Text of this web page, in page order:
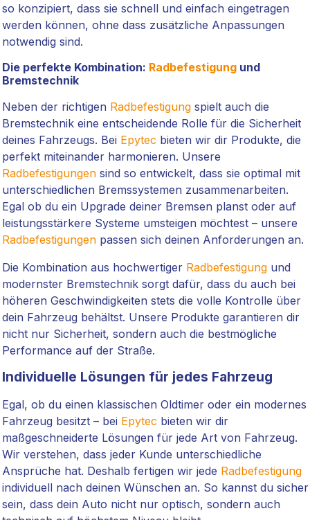
so konzipiert, dass sie schnell und einfach eingetragen
werden können, ohne dass zusätzliche Anpassungen
notwendig sind.
Die perfekte Kombination: Radbefestigungund
Bremstechnik
Neben der richtigen Radbefestigungspielt auch die
Bremstechnik eine entscheidende Rolle für die Sicherheit
deines Fahrzeugs. Bei Epytec bieten wir dir Produkte, die
perfekt miteinander harmonieren. Unsere
Radbefestigungensind so entwickelt, dass sie optimal mit
unterschiedlichen Bremssystemen zusammenarbeiten.
Egal ob du ein Upgrade deiner Bremsen planst oder auf
leistungsstärkere Systeme umsteigen möchtest – unsere
Radbefestigungenpassen sich deinen Anforderungen an.
Die Kombination aus hochwertiger Radbefestigungund
modernster Bremstechnik sorgt dafür, dass du auch bei
höheren Geschwindigkeiten stets die volle Kontrolle über
dein Fahrzeug behältst. Unsere Produkte garantieren dir
nicht nur Sicherheit, sondern auch die bestmögliche
Performance auf der Straße.
Individuelle Lösungen für jedes Fahrzeug
Egal, ob du einen klassischen Oldtimer oder ein modernes
Fahrzeug besitzt – bei Epytec bieten wir dir
maßgeschneiderte Lösungen für jede Art von Fahrzeug.
Wir verstehen, dass jeder Kunde unterschiedliche
Ansprüche hat. Deshalb fertigen wir jede Radbefestigung
individuell nach deinen Wünschen an. So kannst du sicher
sein, dass dein Auto nicht nur optisch, sondern auch